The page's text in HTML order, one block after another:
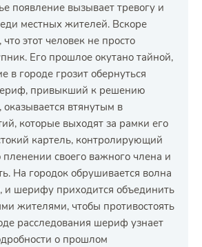
появление вызывает тревогу и
местных жителей. Вскоре
что этот человек не просто
Его прошлое окутано тайной,
в городе грозит обернуться
привыкший к решению
втянутым в
которые выходят за рамки его
картель, контролирующий
пленении своего важного члена и
На городок обрушивается волна
и шерифу приходится объединить
жителями, чтобы противостоять
расследования шериф узнает
о прошлом